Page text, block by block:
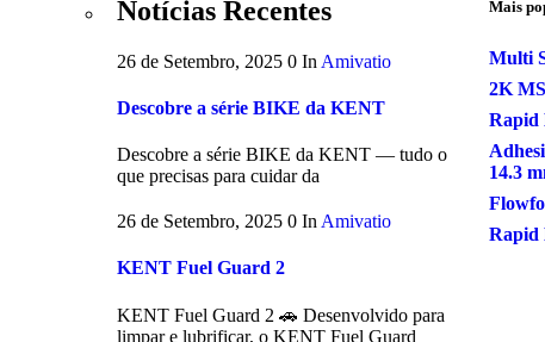
Notícias Recentes
26 de Setembro, 2025 0 In Amivatio
Descobre a série BIKE da KENT
Descobre a série BIKE da KENT — tudo o
que precisas para cuidar da
26 de Setembro, 2025 0 In Amivatio
KENT Fuel Guard 2
KENT Fuel Guard 2 🚗 Desenvolvido para
limpar e lubrificar, o KENT Fuel Guard
Mais
Multi
2K
Rapid
14.3
Rapid